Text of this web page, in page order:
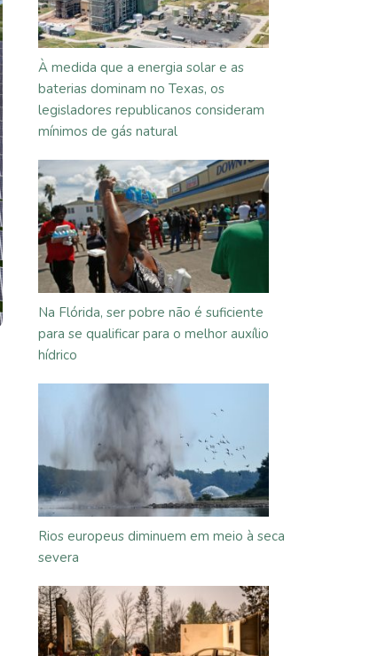
À medida que a energia solar e as
baterias dominam no Texas, os
legisladores republicanos consideram
mínimos de gás natural
Na Flórida, ser pobre não é suficiente
para se qualificar para o melhor auxílio
hídrico
Rios europeus diminuem em meio à seca
severa